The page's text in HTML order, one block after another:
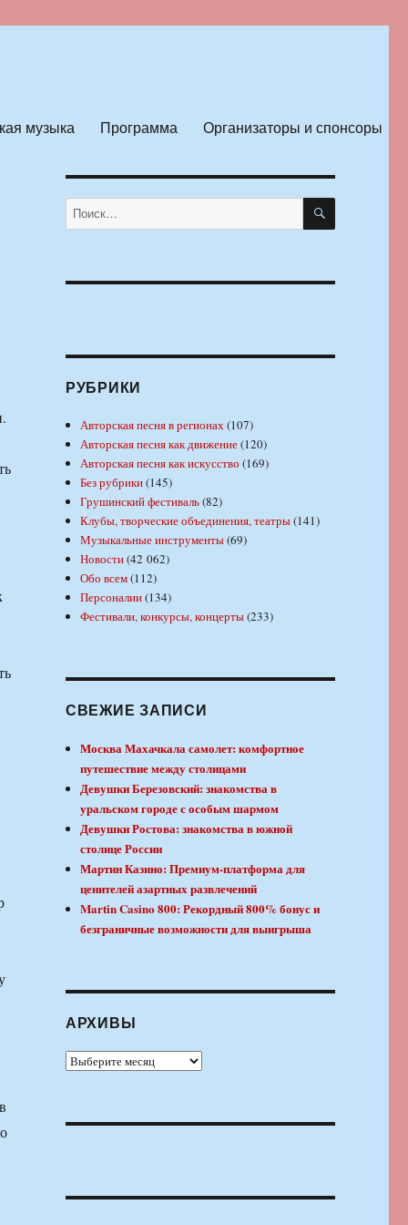
музыка Программа Организаторы и спонсоры
Искать: ПОИСК
РУБРИКИ
Авторская песня в регионах(107)
Авторская песня как движение(120)
Авторская песня как искусство (169)
Без рубрики(145)
Грушинский фестиваль(82)
Клубы, творческие объединения, театры(141)
Музыкальные инструменты(69)
Новости(42 062)
Обо всем(112)
Персоналии(134)
Фестивали, конкурсы, концерты(233)
СВЕЖИЕ ЗАПИСИ
Москва Махачкала самолет: комфортное
путешествие между столицами
Девушки Березовский: знакомства в
уральском городе с особым шармом
Девушки Ростова: знакомства в южной
столице России
Мартин Казино: Премиум-платформа для
ценителей азартных развлечений
Martin Casino 800: Рекордный 800% бонус и
безграничные возможности для выигрыша
АРХИВЫ
Архивы